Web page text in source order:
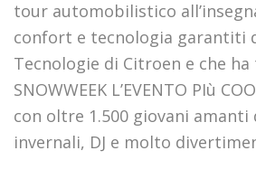
tour automobilistico
confort e tecnologia garantiti
Tecnologie di Citroen e che
SNOWWEEK L’EVENTO PIù
con oltre 1.500 giovani
invernali, DJ e molto